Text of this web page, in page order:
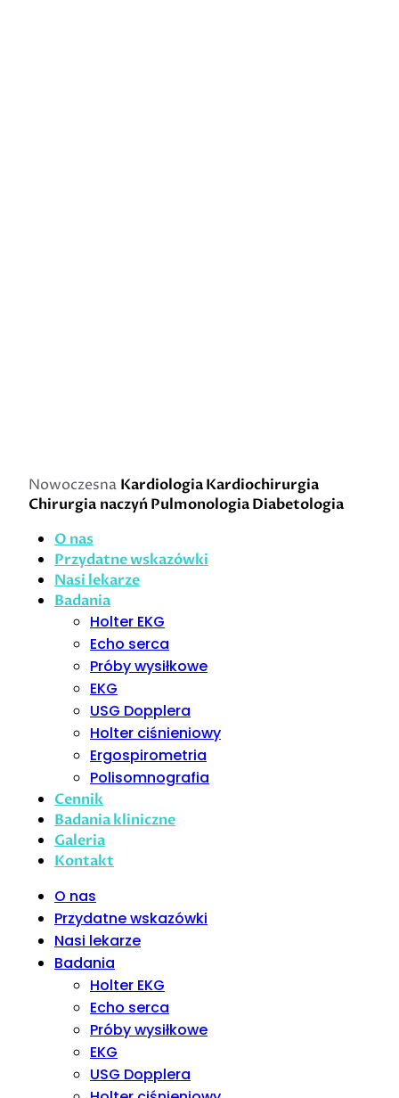
Nowoczesna KardiologiaKardiochirurgia
Chirurgia naczyńPulmonologiaDiabetologia
O nas
Przydatne wskazówki
Nasi lekarze
Badania
Holter EKG
Echo serca
Próby wysiłkowe
EKG
USG Dopplera
Holter ciśnieniowy
Ergospirometria
Polisomnografia
Cennik
Badania kliniczne
Galeria
Kontakt
O nas
Przydatne wskazówki
Nasi lekarze
Badania
Holter EKG
Echo serca
Próby wysiłkowe
EKG
USG Dopplera